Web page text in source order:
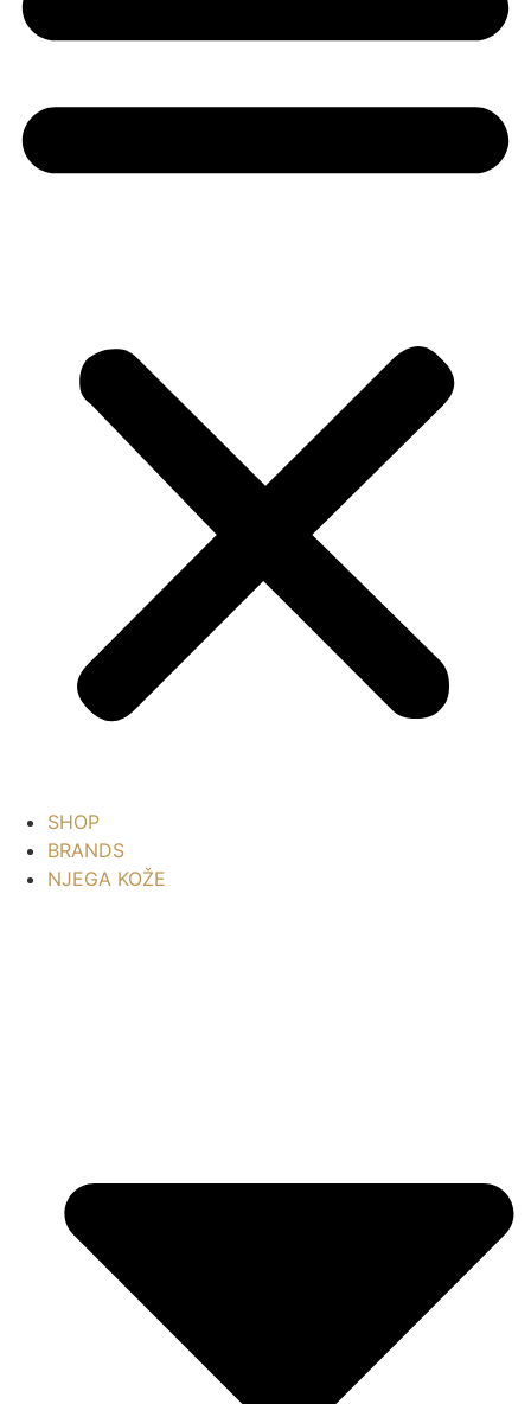
SHOP
BRANDS
NJEGA KOŽE